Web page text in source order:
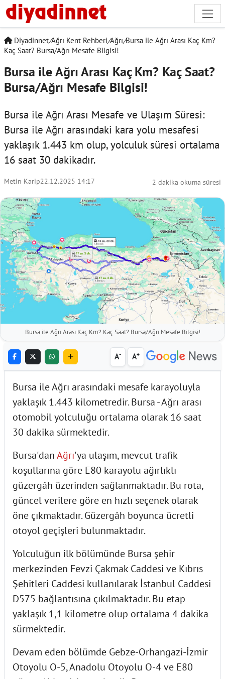
Diyadinnet/Ağrı Kent Rehberi/Ağrı/Bursa ile Ağrı Arası Kaç Km?
Kaç Saat? Bursa/Ağrı Mesafe Bilgisi!
Bursa ile Ağrı Arası Kaç Km? Kaç Saat?
Bursa/Ağrı Mesafe Bilgisi!
Bursa ile Ağrı Arası Mesafe ve Ulaşım Süresi:
Bursa ile Ağrı arasındaki kara yolu mesafesi
yaklaşık 1.443 km olup, yolculuk süresi ortalama
16 saat 30 dakikadır.
Metin Karip22.12.2025 14:17 2 dakika okuma süresi
Bursa ile Ağrı Arası Kaç Km? Kaç Saat? Bursa/Ağrı Mesafe Bilgisi!
A- A+
Bursa ile Ağrı arasındaki mesafe karayoluyla
yaklaşık 1.443 kilometredir. Bursa - Ağrı arası
otomobil yolculuğu ortalama olarak 16 saat
30 dakika sürmektedir.
Bursa'danAğrı'ya ulaşım, mevcut trafik
koşullarına göre E80 karayolu ağırlıklı
güzergâh üzerinden sağlanmaktadır. Bu rota,
güncel verilere göre en hızlı seçenek olarak
öne çıkmaktadır. Güzergâh boyunca ücretli
otoyol geçişleri bulunmaktadır.
Yolculuğun ilk bölümünde Bursa şehir
merkezinden Fevzi Çakmak Caddesi ve Kıbrıs
Şehitleri Caddesi kullanılarak İstanbul Caddesi
D575 bağlantısına çıkılmaktadır. Bu etap
yaklaşık 1,1 kilometre olup ortalama 4 dakika
sürmektedir.
Devam eden bölümde Gebze-Orhangazi-İzmir
Otoyolu O-5, Anadolu Otoyolu O-4 ve E80